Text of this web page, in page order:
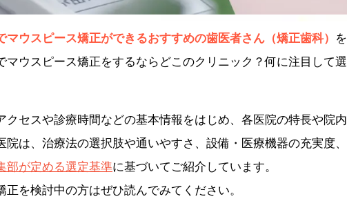
マウスピース矯正ができるおすすめの歯医者さん（矯正歯科）
マウスピース矯正をするならどこのクリニック？何に注目して
クセスや診療時間などの基本情報をはじめ、各医院の特長や院
院は、治療法の選択肢や通いやすさ、設備・医療機器の充実度
部が定める選定基準に基づいてご紹介しています。
正を検討中の方はぜひ読んでみてください。